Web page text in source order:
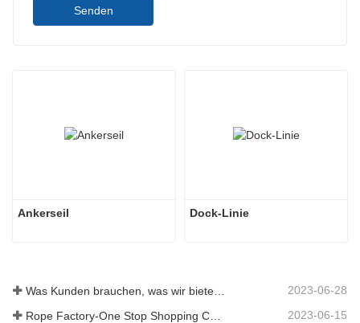
Senden
Ankerseil Dock-Linie
2023-06-28
Rope Factory-One Stop Shopping Center-Tai an Rope LTD 2023-06-15